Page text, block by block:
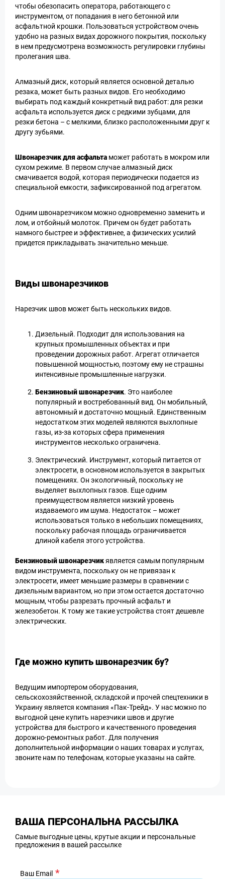
чтобы обезопасить оператора, работающего с
инструментом, от попадания в него бетонной или
асфальтной крошки. Пользоваться устройством очень
удобно на разных видах дорожного покрытия, поскольку
в нем предусмотрена возможность регулировки глубины
пролегания шва.
Алмазный диск, который является основной деталью
резака, может быть разных видов. Его необходимо
выбирать под каждый конкретный вид работ: для резки
асфальта используется диск с редкими зубцами, для
резки бетона – с мелкими, близко расположенными друг к
другу зубьями.
Швонарезчик для асфальта может работать в мокром или
сухом режиме. В первом случае алмазный диск
смачивается водой, которая периодически подается из
специальной емкости, зафиксированной под агрегатом.
Одним швонарезчиком можно одновременно заменить и
лом, и отбойный молоток. Причем он будет работать
намного быстрее и эффективнее, а физических усилий
придется прикладывать значительно меньше.
Виды швонарезчиков
Нарезчик швов может быть нескольких видов.
Дизельный. Подходит для использования на
крупных промышленных объектах и при
проведении дорожных работ. Агрегат отличается
повышенной мощностью, поэтому ему не страшны
интенсивные промышленные нагрузки.
Бензиновый швонарезчик. Это наиболее
популярный и востребованный вид. Он мобильный,
автономный и достаточно мощный. Единственным
недостатком этих моделей являются выхлопные
газы, из-за которых сфера применения
инструментов несколько ограничена.
Электрический. Инструмент, который питается от
электросети, в основном используется в закрытых
помещениях. Он экологичный, поскольку не
выделяет выхлопных газов. Еще одним
преимуществом является низкий уровень
издаваемого им шума. Недостаток – может
использоваться только в небольших помещениях,
поскольку рабочая площадь ограничивается
длиной кабеля этого устройства.
Бензиновый швонарезчикявляется самым популярным
видом инструмента, поскольку он не привязан к
электросети, имеет меньшие размеры в сравнении с
дизельным вариантом, но при этом остается достаточно
мощным, чтобы разрезать прочный асфальт и
железобетон. К тому же такие устройства стоят дешевле
электрических.
Где можно купить швонарезчик бу?
Ведущим импортером оборудования,
сельскохозяйственной, складской и прочей спецтехники в
Украину является компания «Пак-Трейд». У нас можно по
выгодной цене купить нарезчики швов и другие
устройства для быстрого и качественного проведения
дорожно-ремонтных работ. Для получения
дополнительной информации о наших товарах и услугах,
звоните нам по телефонам, которые указаны на сайте.
ВАША ПЕРСОНАЛЬНА РАССЫЛКА
Самые выгодные цены, крутые акции и персональные
предложения в вашей рассылке
Ваш Email